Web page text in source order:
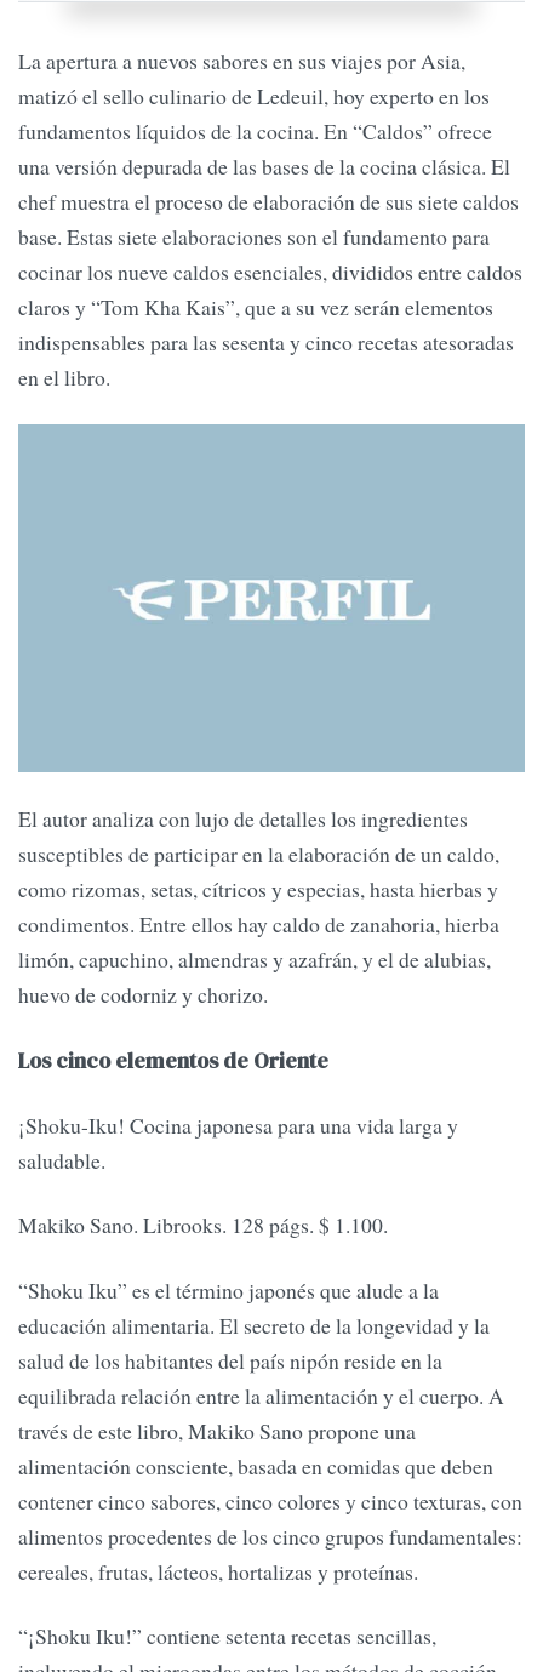
La apertura a nuevos sabores en sus viajes por Asia,
matizó el sello culinario de Ledeuil, hoy experto en los
fundamentos líquidos de la cocina. En “Caldos” ofrece
una versión depurada de las bases de la cocina clásica. El
chef muestra el proceso de elaboración de sus siete caldos
base. Estas siete elaboraciones son el fundamento para
cocinar los nueve caldos esenciales, divididos entre caldos
claros y “Tom Kha Kais”, que a su vez serán elementos
indispensables para las sesenta y cinco recetas atesoradas
en el libro.
El autor analiza con lujo de detalles los ingredientes
susceptibles de participar en la elaboración de un caldo,
como rizomas, setas, cítricos y especias, hasta hierbas y
condimentos. Entre ellos hay caldo de zanahoria, hierba
limón, capuchino, almendras y azafrán, y el de alubias,
huevo de codorniz y chorizo.
Los cinco elementos de Oriente
¡Shoku-Iku! Cocina japonesa para una vida larga y
saludable.
Makiko Sano. Librooks. 128 págs. $ 1.100.
“Shoku Iku” es el término japonés que alude a la
educación alimentaria. El secreto de la longevidad y la
salud de los habitantes del país nipón reside en la
equilibrada relación entre la alimentación y el cuerpo. A
través de este libro, Makiko Sano propone una
alimentación consciente, basada en comidas que deben
contener cinco sabores, cinco colores y cinco texturas, con
alimentos procedentes de los cinco grupos fundamentales:
cereales, frutas, lácteos, hortalizas y proteínas.
“¡Shoku Iku!” contiene setenta recetas sencillas,